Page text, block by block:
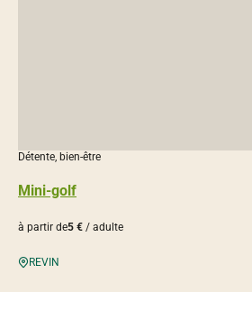
Mini-golf
Détente, bien-être
à partir de5 € / adulte
REVIN